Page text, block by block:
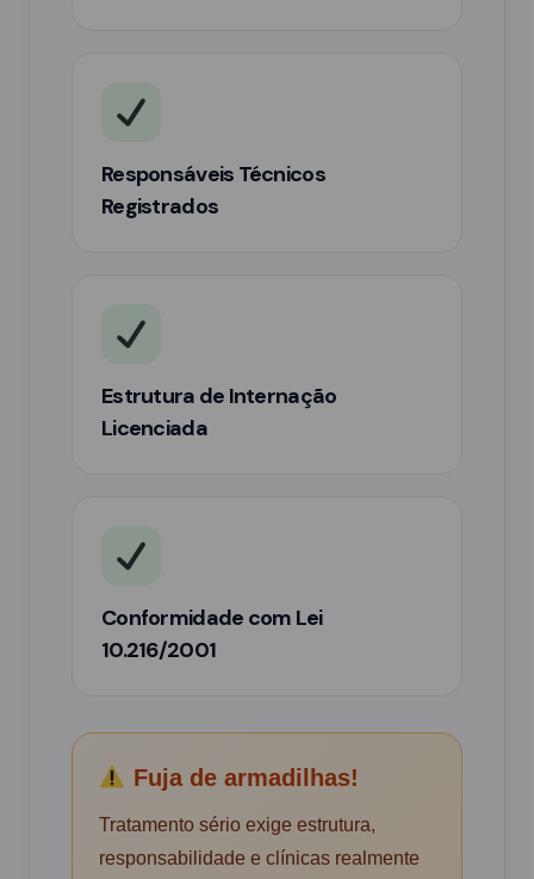
Responsáveis Técnicos
Registrados
Estrutura de Internação
Licenciada
Conformidade com Lei
10.216/2001
Fuja de armadilhas!
Tratamento sério exige estrutura,
responsabilidade e clínicas realmente